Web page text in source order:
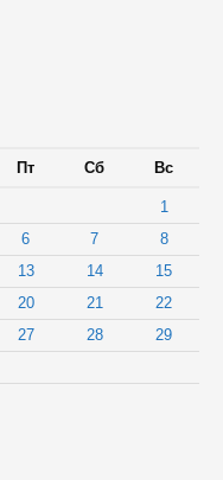
Пт Сб Вс
1
6 7
8
13 14
15
20 21
22
27 28
29